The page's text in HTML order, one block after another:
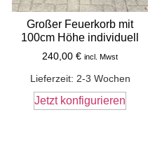
Großer Feuerkorb mit
100cm Höhe individuell
240,00 € incl. Mwst
Lieferzeit: 2-3 Wochen
Jetzt konfigurieren